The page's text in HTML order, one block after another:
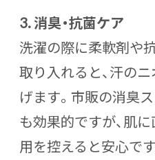
3.消臭・抗菌ケア
洗濯の際に柔軟剤や
取り入れると、汗の
げます。市販の消臭
も効果的ですが、肌
用を控えると安心です